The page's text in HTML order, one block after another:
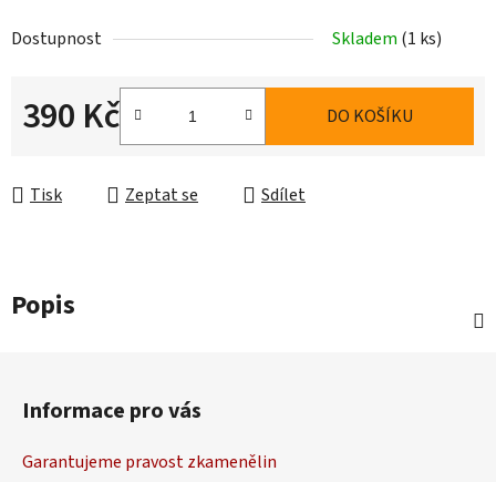
Dostupnost Skladem (1 ks)
390 Kč DO KOŠÍKU
Tisk Zeptat se Sdílet
Popis
Informace pro vás
Garantujeme pravost zkamenělin